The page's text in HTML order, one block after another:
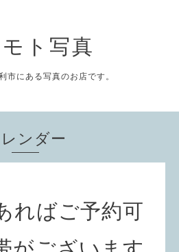
ト写真
市にある写真のお店です。
ンダー
ればご予約可